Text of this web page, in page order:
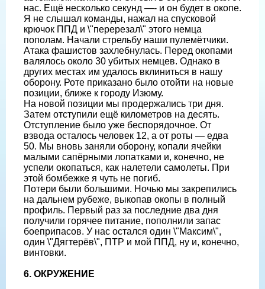
нас. Ещё несколько секунд —- и он будет в окопе.
Я не слышал команды, нажал на спусковой
крючок ППД и \"перерезал\" этого немца
пополам. Начали стрельбу наши пулемётчики.
Атака фашистов захлебнулась. Перед окопами
валялось около 30 убитых немцев. Однако в
других местах им удалось вклиниться в нашу
оборону. Роте приказано было отойти на новые
позиции, ближе к городу Изюму.
На новой позиции мы продержались три дня.
Затем отступили ещё километров на десять.
Отступление было уже беспорядочное. От
взвода осталось человек 12, а от роты — едва
50. Мы вновь заняли оборону, копали ячейки
малыми сапёрными лопатками и, конечно, не
успели окопаться, как налетели самолеты. При
этой бомбежке я чуть не погиб.
Потери были большими. Ночью мы закрепились
на дальнем рубеже, выкопав окопы в полный
профиль. Первый раз за последние два дня
получили горячее питание, пополнили запас
боеприпасов. У нас остался один \"Максим\",
один \"Дягтерёв\", ПТР и мой ППД, ну и, конечно,
винтовки.
6. ОКРУЖЕНИЕ